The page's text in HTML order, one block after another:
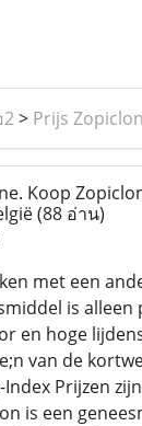
> Prijs
Koop
(88 อ่าน)
met een
is
en hoge
van de
Prijzen
is een